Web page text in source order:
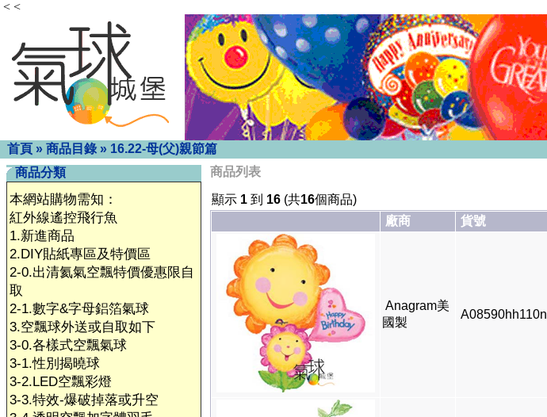
< <
首頁 » 商品目錄 » 16.22-母(父)親節篇
商品分類
本網站購物需知：
紅外線遙控飛行魚
1.新進商品
2.DIY貼紙專區及特價區
2-0.出清氦氣空飄特價優惠限自
取
2-1.數字&字母鋁箔氣球
3.空飄球外送或自取如下
3-0.各樣式空飄氣球
3-1.性別揭曉球
3-2.LED空飄彩燈
3-3.特效-爆破掉落或升空
商品列表
顯示 1 到 16 (共16個商品)
廠商
貨號
Anagram美
國製
A08590hh110n